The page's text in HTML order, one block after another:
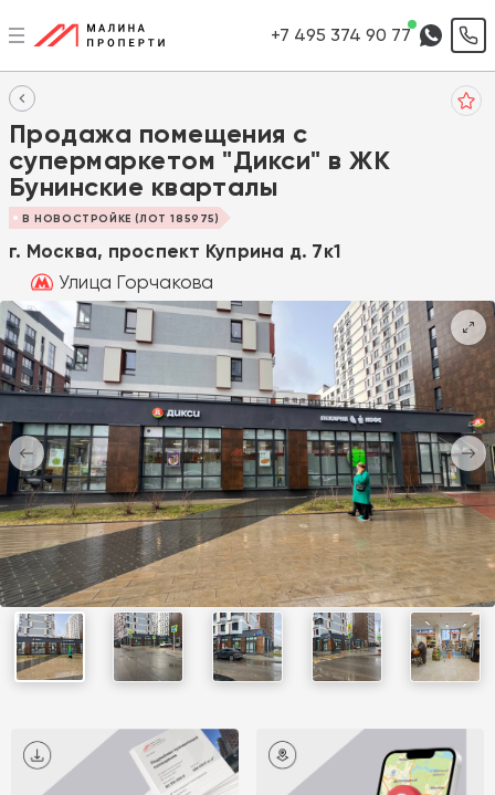
+7 495 374 90 77
Продажа помещения с
супермаркетом "Дикси" в ЖК
Бунинские кварталы
В НОВОСТРОЙКЕ (ЛОТ 185975)
г. Москва, проспект Куприна д. 7к1
Улица Горчакова